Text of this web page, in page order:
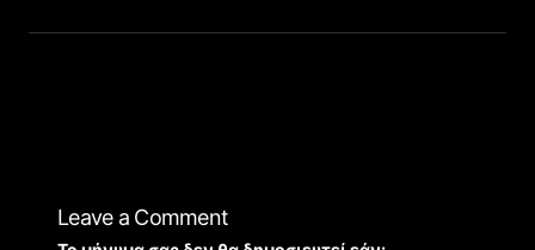
Leave a Comment